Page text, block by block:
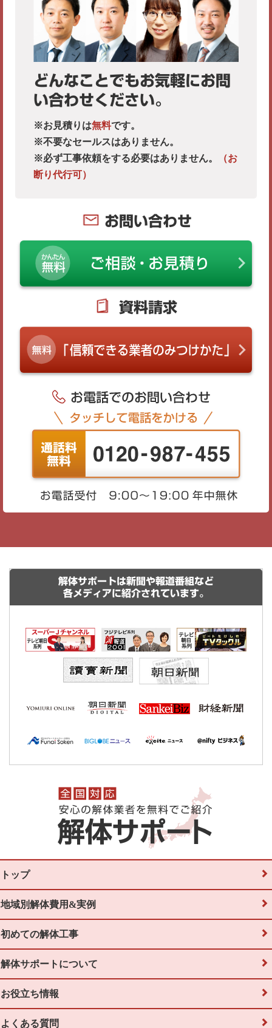
どんなことでもお気軽にお問
い合わせください。
※お見積りは無料です。
※不要なセールスはありません。
※必ず工事依頼をする必要はありません。
（お
断り代行可）
お問い合わせ
資料請求
解体サポートは新聞や報道番組など
各メディアに紹介されています。
トップ
地域別解体費用&実例
初めての解体工事
解体サポートについて
お役立ち情報
よくある質問